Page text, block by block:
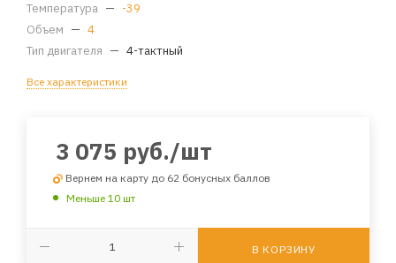
Температура — -39
Объем — 4
Тип двигателя — 4-тактный
Все характеристики
3 075 руб./шт
Вернем на карту до 62 бонусных баллов
Меньше 10 шт
В КОРЗИНУ